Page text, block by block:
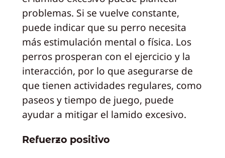
problemas. Si se vuelve constante,
puede indicar que su perro necesita
más estimulación mental o física. Los
perros prosperan con el ejercicio y la
interacción, por lo que asegurarse de
que tienen actividades regulares, como
paseos y tiempo de juego, puede
ayudar a mitigar el lamido excesivo.
Refuerzo positivo